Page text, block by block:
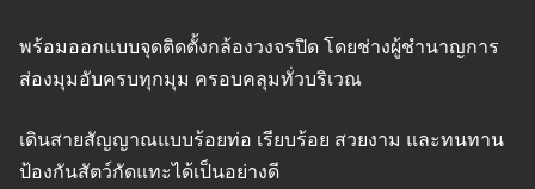
พร้อมออกแบบจุดติดตั้งกล้องวงจรปิด โดยช่างผู้ชำนาญการ
ส่องมุมอับครบทุกมุม ครอบคลุมทั่วบริเวณ
เดินสายสัญญาณแบบร้อยท่อ เรียบร้อย สวยงาม และทนทาน
ป้องกันสัตว์กัดแทะได้เป็นอย่างดี